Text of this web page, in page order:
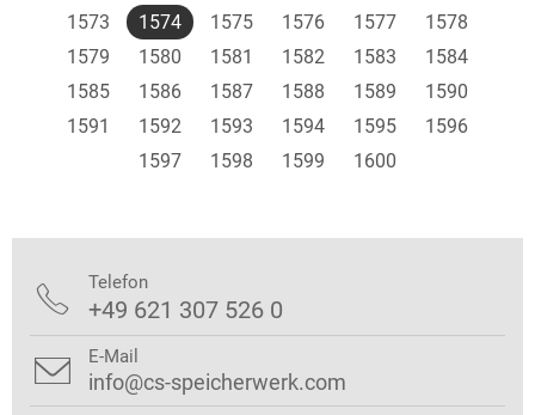
1573
1574 1575 1576 1577
1578
1579
1580 1581 1582 1583
1584
1585
1586 1587 1588 1589
1590
1591
1592 1593 1594 1595
1596
1597
1598 1599 1600
 Telefon
+49 621 307 526 0
 E-Mail
info@cs-speicherwerk.com